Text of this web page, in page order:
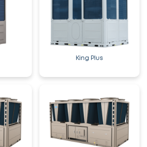
King Plus